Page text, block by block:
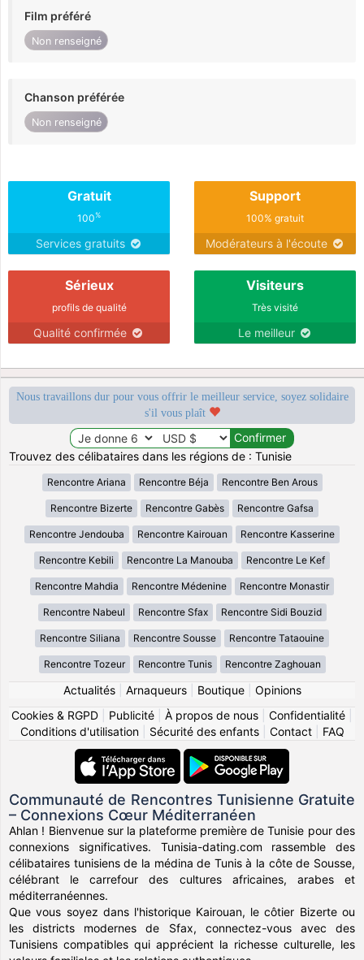
Film préféré
Non renseigné
Chanson préférée
Non renseigné
Gratuit
100%
Services gratuits
Support
100% gratuit
Modérateurs à l'écoute
Sérieux
profils de qualité
Qualité confirmée
Visiteurs
Très visité
Le meilleur
Nous travaillons dur pour vous offrir le meilleur service, soyez solidaire
s'il vous plaît
Trouvez des célibataires dans les régions de : Tunisie
Rencontre Ariana Rencontre Béja Rencontre Ben Arous
Rencontre Bizerte Rencontre Gabès Rencontre Gafsa
Rencontre Jendouba Rencontre Kairouan Rencontre Kasserine
Rencontre Kebili Rencontre La Manouba Rencontre Le Kef
Rencontre Mahdia Rencontre Médenine Rencontre Monastir
Rencontre Nabeul Rencontre Sfax Rencontre Sidi Bouzid
Rencontre Siliana Rencontre Sousse Rencontre Tataouine
Rencontre Tozeur Rencontre Tunis Rencontre Zaghouan
Actualités| Arnaqueurs| Boutique| Opinions
Cookies & RGPD
Publicité À propos de nous Confidentialité
Conditions d'utilisation| Sécurité des enfants| Contact| FAQ
Communauté de Rencontres Tunisienne Gratuite
– Connexions Cœur Méditerranéen
Ahlan ! Bienvenue sur la plateforme première de Tunisie pour des
connexions significatives. Tunisia-dating.com rassemble des
célibataires tunisiens de la médina de Tunis à la côte de Sousse,
célébrant le carrefour des cultures africaines, arabes et
méditerranéennes.
Que vous soyez dans l'historique Kairouan, le côtier Bizerte ou
les districts modernes de Sfax, connectez-vous avec des
Tunisiens compatibles qui apprécient la richesse culturelle, les